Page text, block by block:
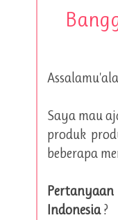
Saya mau
produk
beberapa
Indonesia?